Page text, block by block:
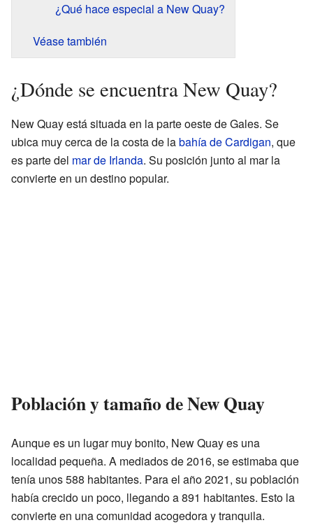
¿Qué hace especial a New Quay?
Véase también
¿Dónde se encuentra New Quay?
New Quay está situada en la parte oeste de Gales. Se
ubica muy cerca de la costa de labahía de Cardigan, que
es parte del mar de Irlanda. Su posición junto al mar la
convierte en un destino popular.
Población y tamaño de New Quay
Aunque es un lugar muy bonito, New Quay es una
localidad pequeña. A mediados de 2016, se estimaba que
tenía unos 588 habitantes. Para el año 2021, su población
había crecido un poco, llegando a 891 habitantes. Esto la
convierte en una comunidad acogedora y tranquila.